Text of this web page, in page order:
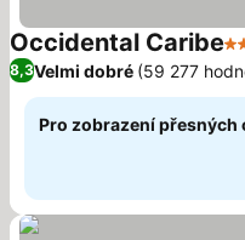
Occidental Caribe4
8,3Velmi dobré (59 277
Pro zobrazení přesných